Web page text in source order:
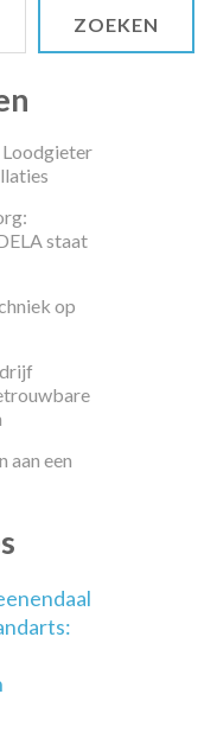
ZOEKEN
staat
op
aan een